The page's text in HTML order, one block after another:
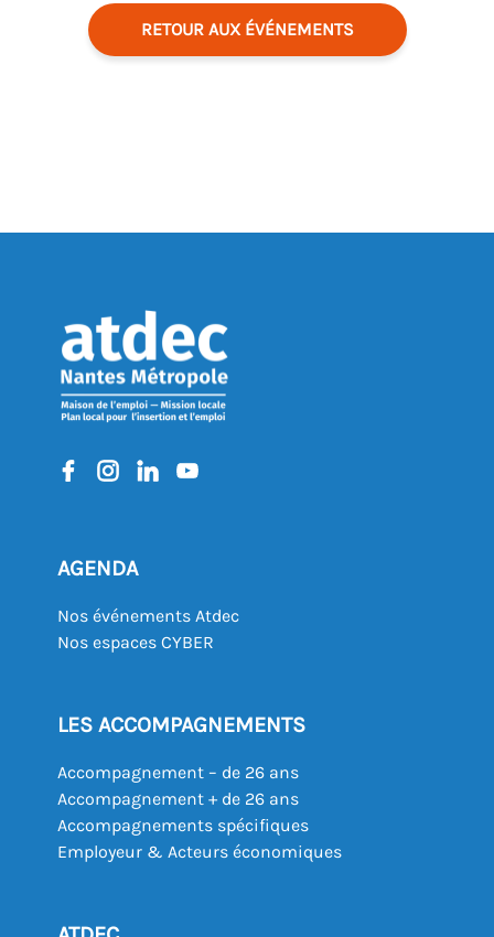
RETOUR AUX ÉVÉNEMENTS
AGENDA
Nos événements Atdec
Nos espaces CYBER
LES ACCOMPAGNEMENTS
Accompagnement – de 26 ans
Accompagnement + de 26 ans
Accompagnements spécifiques
Employeur & Acteurs économiques